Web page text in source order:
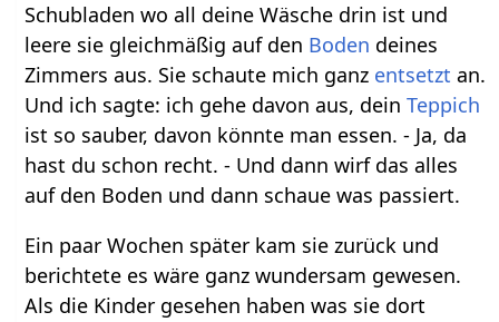
Schubladen wo all deine Wäsche drin ist und
leere sie gleichmäßig auf den Boden deines
Zimmers aus. Sie schaute mich ganz entsetzt an.
Und ich sagte: ich gehe davon aus, deinTeppich
ist so sauber, davon könnte man essen. - Ja, da
hast du schon recht. - Und dann wirf das alles
auf den Boden und dann schaue was passiert.
Ein paar Wochen später kam sie zurück und
berichtete es wäre ganz wundersam gewesen.
Als die Kinder gesehen haben was sie dort